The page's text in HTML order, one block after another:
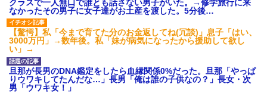
クラスで一人無口で誰とも話さない男子がいた。→修学旅行に来
なかったその男子に女子達がお土産を渡した。5分後…
【驚愕】私「今まで育てた分のお金返してね(冗談)」息子「はい、
3000万円」→数年後。私「妹が病気になったから援助して欲し
い」→
旦那が長男のDNA鑑定をしたら血縁関係0%だった。旦那「やっぱ
りウワキしてたんだな…」長男「俺は誰の子供なの？」長女・次
男「ウワキ女！」